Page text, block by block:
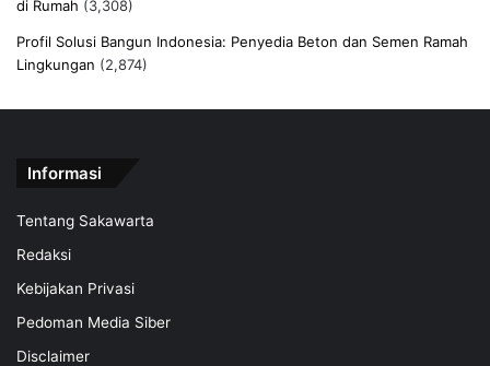
di Rumah (3,308)
Profil Solusi Bangun Indonesia: Penyedia Beton dan Semen Ramah
Lingkungan (2,874)
Informasi
Tentang Sakawarta
Redaksi
Kebijakan Privasi
Pedoman Media Siber
Disclaimer